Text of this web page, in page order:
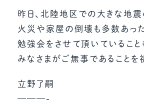
昨日、北陸地区での大きな地震
火災や家屋の倒壊も多数あった
勉強会をさせて頂いていること
みなさまがご無事であることを
立野了嗣
———-